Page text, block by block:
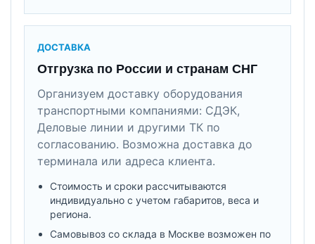
ДОСТАВКА
Отгрузка по России и странам СНГ
Организуем доставку оборудования
транспортными компаниями: СДЭК,
Деловые линии и другими ТК по
согласованию. Возможна доставка до
терминала или адреса клиента.
Стоимость и сроки рассчитываются
индивидуально с учетом габаритов, веса и
региона.
Самовывоз со склада в Москве возможен по